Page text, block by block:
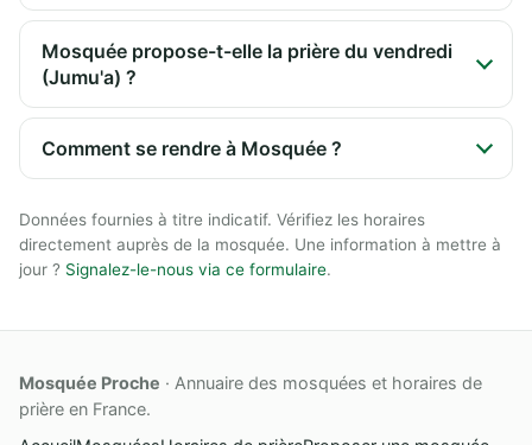
Mosquée propose-t-elle la prière du vendredi
(Jumu'a) ?
Comment se rendre à Mosquée ?
Données fournies à titre indicatif. Vérifiez les horaires
directement auprès de la mosquée. Une information à mettre à
jour ? Signalez-le-nous via ce formulaire.
Mosquée Proche · Annuaire des mosquées et horaires de
prière en France.